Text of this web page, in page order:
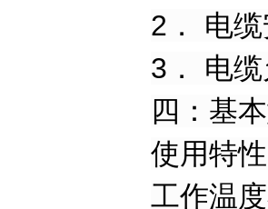
2． 电
3． 电
四：基
使用特
工作温